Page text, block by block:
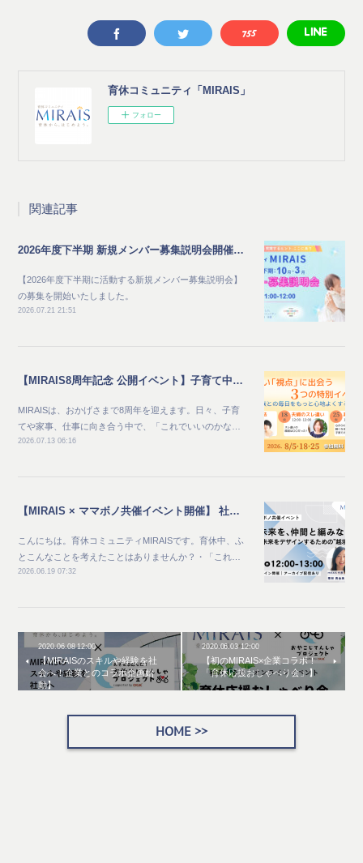
育休コミュニティ「MIRAIS」
フォロー
関連記事
2026年度下半期 新規メンバー募集説明会開催のご案内
【2026年度下半期に活動する新規メンバー募集説明会】
の募集を開始いたしました。
2026.07.21 21:51
【MIRAIS8周年記念 公開イベント】子育て中のママ向け_家族との毎日をもっと心地よくする夏 新しい"視点"に出会う3つの特別イベント
MIRAISは、おかげさまで8周年を迎えます。日々、子育
てや家事、仕事に向き合う中で、「これでいいのかな…
2026.07.13 06:16
【MIRAIS × ママボノ共催イベント開催】 社会と未来を、仲間と編みなおす ～自分らしい未来をデザインするための“越境体験”～
こんにちは。育休コミュニティMIRAISです。育休中、ふ
とこんなことを考えたことはありませんか？・「これ…
2026.06.19 07:32
2020.06.08 12:00
【MIRAISのスキルや経験を社
会へ！企業とのコラボ企画始
動】
2020.06.03 12:00
【初のMIRAIS×企業コラボ！
「育休応援おしゃべり会」】
HOME >>